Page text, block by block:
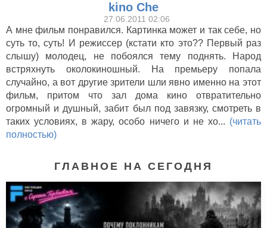
kino Che
27.06.2011 02:06
А мне фильм понравился. Картинка может и так себе, но
суть то, суть! И режиссер (кстати кто это?? Первый раз
слышу) молодец, не побоялся тему поднять. Народ
встряхнуть околокиношный. На премьеру попала
случайно, а вот другие зрители шли явно именно на этот
фильм, притом что зал дома кино отвратительно
огромный и душный, забит был под завязку, смотреть в
таких условиях, в жару, особо ничего и не хо... (читать
полностью)
ГЛАВНОЕ НА СЕГОДНЯ